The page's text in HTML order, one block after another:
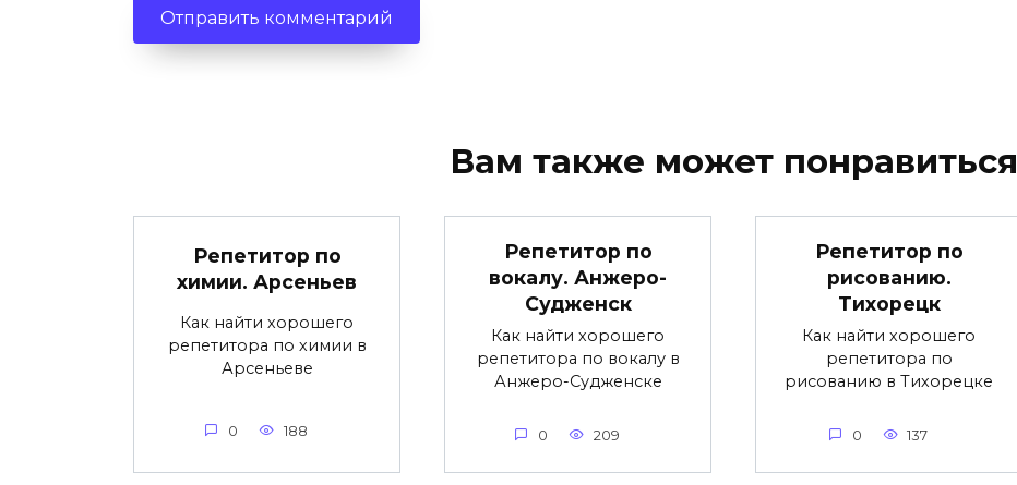
Вам также может понравиться
Репетитор по
химии. Арсеньев
Как найти хорошего
репетитора по химии в
Арсеньеве
0 188
Репетитор по
вокалу. Анжеро-
Судженск
Как найти хорошего
репетитора по вокалу в
Анжеро-Судженске
0 209
Репетитор по
рисованию.
Тихорецк
Как найти хорошего
репетитора по
рисованию в Тихорецке
0 137